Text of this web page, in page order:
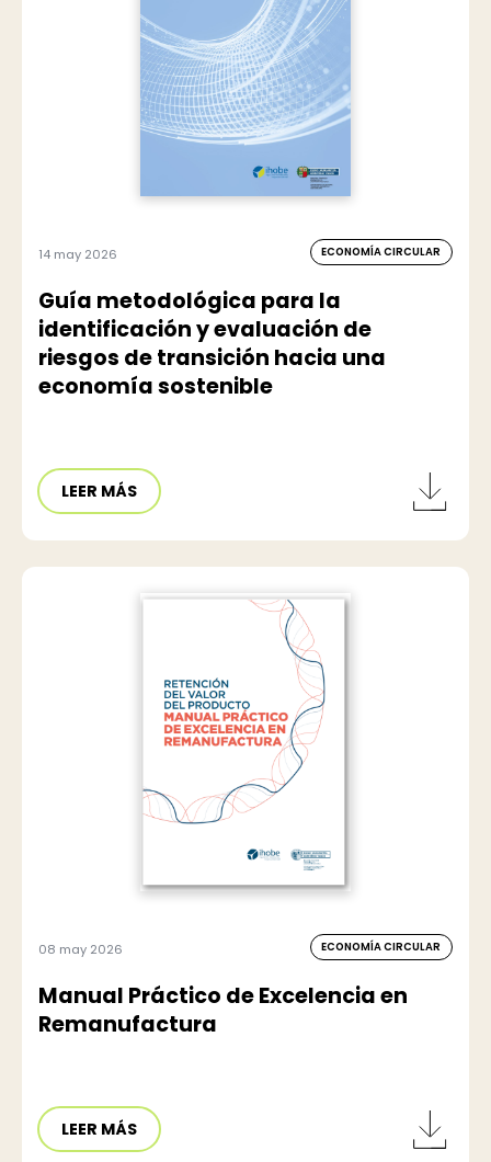
14 may 2026 ECONOMÍA CIRCULAR
Guía metodológica para la
identificación y evaluación de
riesgos de transición hacia una
economía sostenible
LEER MÁS
08 may 2026 ECONOMÍA CIRCULAR
Manual Práctico de Excelencia en
Remanufactura
LEER MÁS